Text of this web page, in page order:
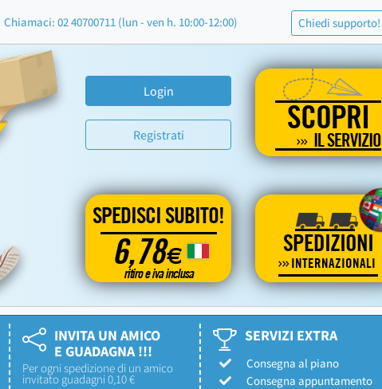
Chiamaci: 02 40700711 (lun - ven h. 10:00-12:00) Chiedi supporto!
Login
Registrati SCOPRI
IL SERVIZIO
SPEDISCI SUBITO!
6,78€
ritiro e iva inclusa
SPEDIZIONI
INTERNAZIONALI
INVITA UN AMICO
E GUADAGNA !!!
Per ogni spedizione di un amico
invitato guadagni 0,10 €
SERVIZI EXTRA
Consegna al piano
Consegna appuntamento